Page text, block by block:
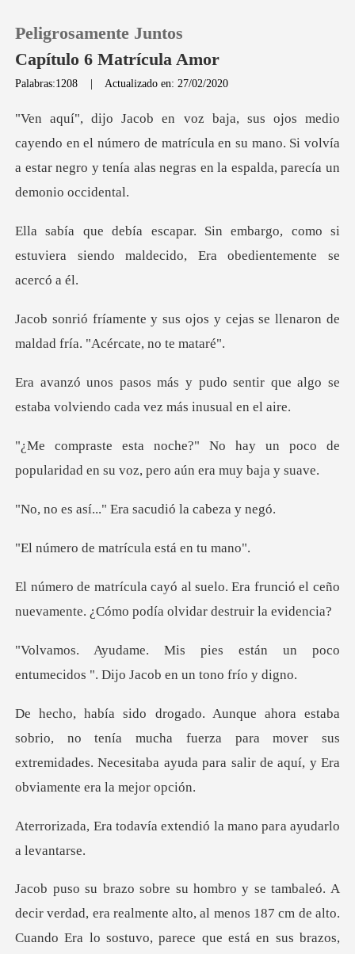
0
Recargar
Salir
Peligrosamente Juntos
Capítulo 6 Matrícula Amor
Palabras:1208 | Actualizado en: 27/02/2020
el número de matrícula en su mano. Si volvía
a estar negro y t
rgo, como si
estuviera siendo maldecid
s y cejas se llenaron de
maldad
entir que algo se
estaba volviendo
y un poco de
popularidad en su vo
." Era sacudió l
matrícula está
Era frunció el ceño
nuevamente. ¿Cóm
tán un poco
entumecidos ". Dijo
tenía mucha fuerza para mover sus
extremidades. Necesitaba ay
ía extendió la mano par
e está en sus brazos,